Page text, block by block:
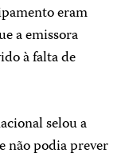
eram
a emissora
à falta de
selou a
não podia prever